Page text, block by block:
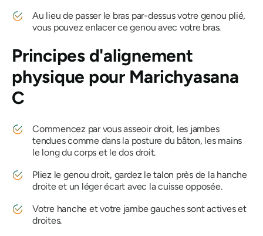
Au lieu de passer le bras par-dessus votre genou plié,
vous pouvez enlacer ce genou avec votre bras.
Principes d'alignement
physique pour Marichyasana
C
Commencez par vous asseoir droit, les jambes
tendues comme dans la posture du bâton, les mains
le long du corps et le dos droit.
Pliez le genou droit, gardez le talon près de la hanche
droite et un léger écart avec la cuisse opposée.
Votre hanche et votre jambe gauches sont actives et
droites.